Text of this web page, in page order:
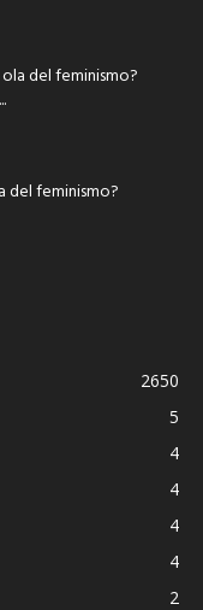
del feminismo?
del feminismo?
2650
5
4
4
4
4
2